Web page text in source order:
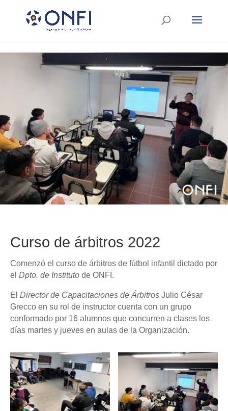
Curso de árbitros 2022
Comenzó el curso de árbitros de fútbol infantil dictado por
el Dpto. de Instituto de ONFI.
El Director de Capacitaciones de Árbitros Julio César
Grecco en su rol de instructor cuenta con un grupo
conformado por 16 alumnos que concurren a clases los
días martes y jueves en aulas de la Organización.